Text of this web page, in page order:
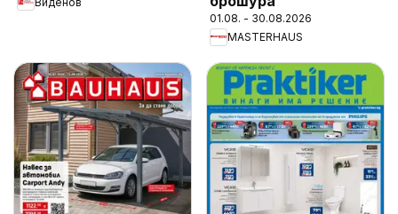
01.08. - 30.08.2026
MASTERHAUS